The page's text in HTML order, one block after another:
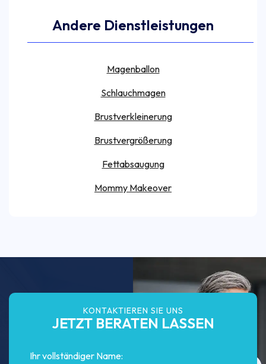
Andere Dienstleistungen
Magenballon
Schlauchmagen
Brustverkleinerung
Brustvergrößerung
Fettabsaugung
Mommy Makeover
KONTAKTIEREN SIE UNS
JETZT BERATEN LASSEN